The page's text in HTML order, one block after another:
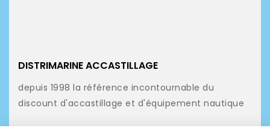
DISTRIMARINE ACCASTILLAGE
depuis 1998 la référence incontournable du
discount d'accastillage et d'équipement nautique